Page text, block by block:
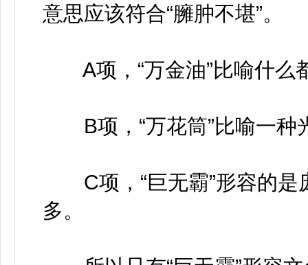
意思应该符合“臃肿不堪”。
A项，“万金油”比喻什么
B项，“万花筒”比喻一种
C项，“巨无霸”形容的是
多。